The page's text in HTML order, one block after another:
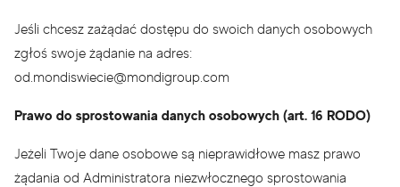
Jeśli chcesz zażądać dostępu do swoich danych osobowych
zgłoś swoje żądanie na adres:
od.mondiswiecie@mondigroup.com
Prawo do sprostowania danych osobowych (art. 16 RODO)
Jeżeli Twoje dane osobowe są nieprawidłowe masz prawo
żądania od Administratora niezwłocznego sprostowania